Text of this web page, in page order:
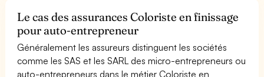
Le cas des assurances Coloriste en finissage
pour auto-entrepreneur
Généralement les assureurs distinguent les sociétés
comme les SAS et les SARL des micro-entrepreneurs ou
auto-entrepreneurs dans le métier Coloriste en